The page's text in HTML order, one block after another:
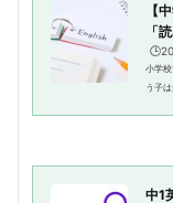
【
「
小学
う子
中1